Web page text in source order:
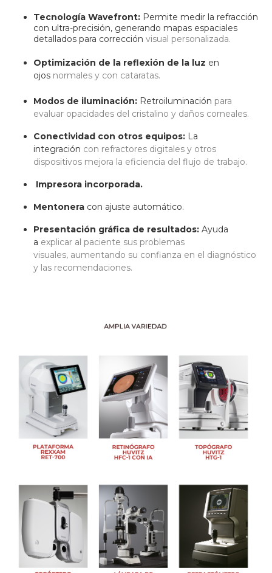
Tecnología Wavefront: Permite medir la refracción
con ultra-precisión, generando mapas espaciales
detallados para corrección visual personalizada.
Optimización de la reflexión de la luz en
ojos normales y con cataratas.
Modos de iluminación: Retroiluminación para
evaluar opacidades del cristalino y daños corneales.
Conectividad con otros equipos: La
integración con refractores digitales y otros
dispositivos mejora la eficiencia del flujo de trabajo.
Impresora incorporada.
Mentonera con ajuste automático.
Presentación gráfica de resultados: Ayuda
a explicar al paciente sus problemas
visuales, aumentando su confianza en el diagnóstico
y las recomendaciones.